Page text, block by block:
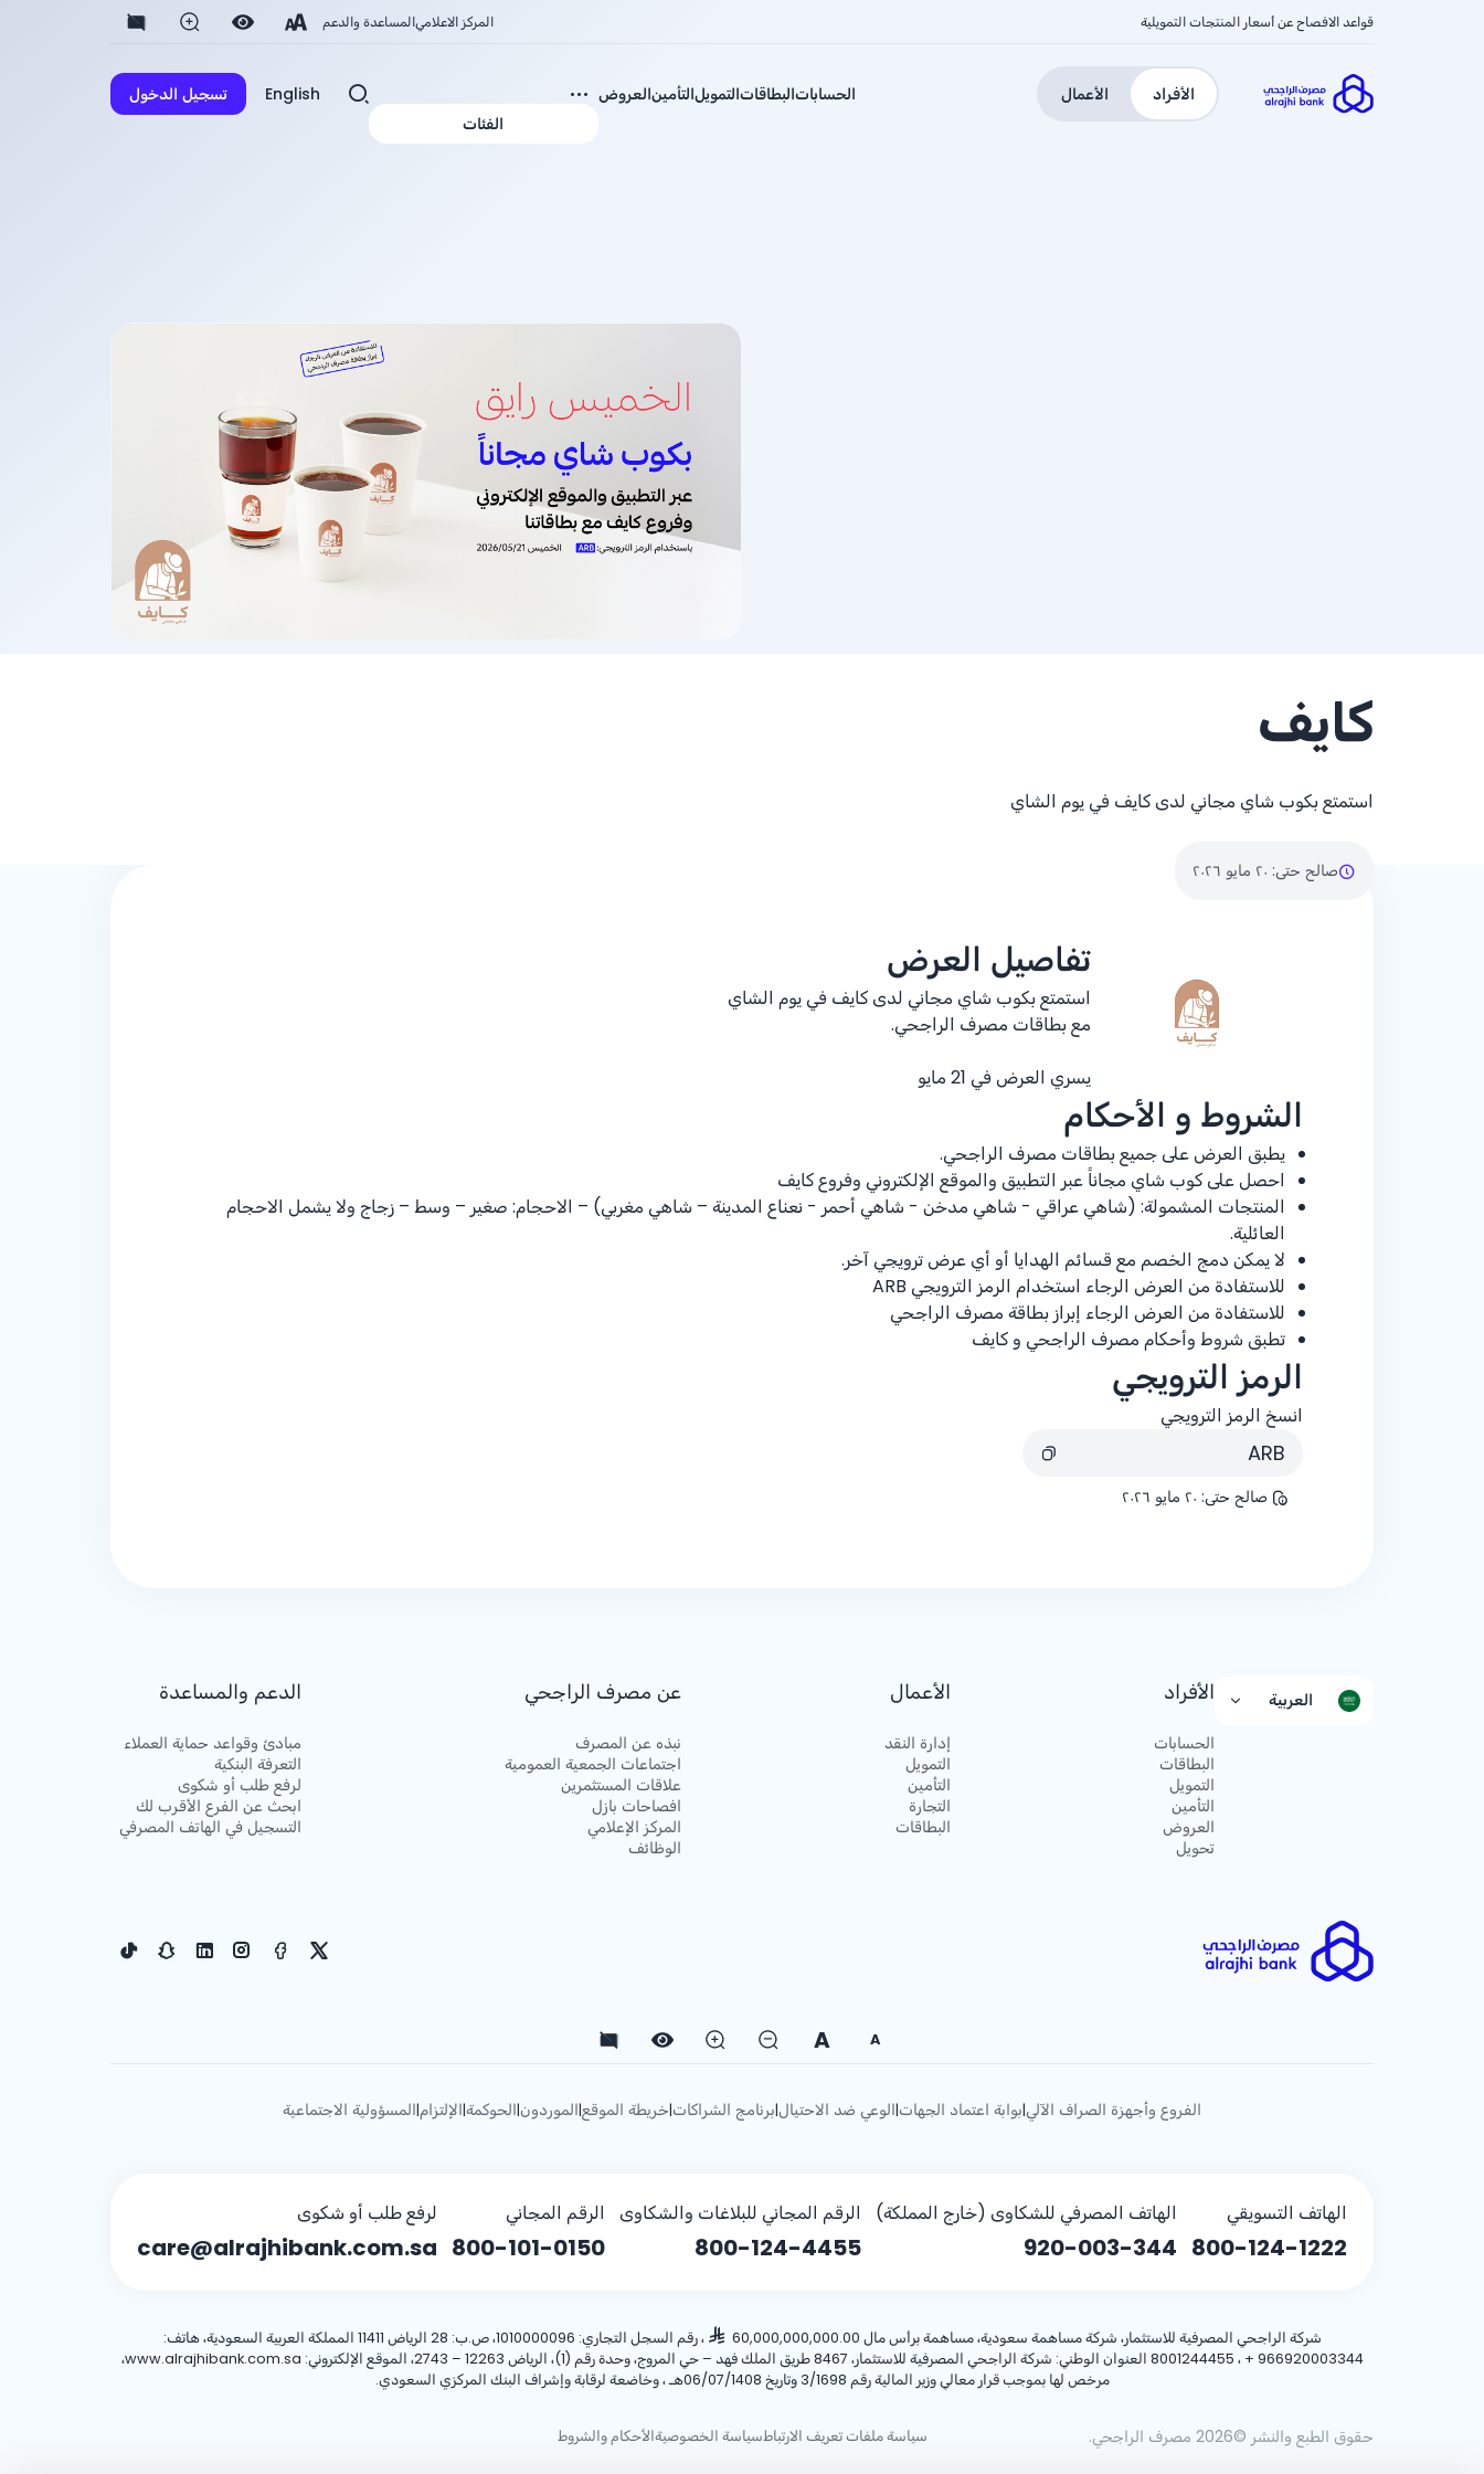
قواعد الافصاح عن أسعار المنتجات التمويلية المركز الاعلاميالمساعدة والدعم
الأفراد الأعمال الحساباتالبطاقاتالتمويلالتأمينالعروض
الفئات
English تسجيل الدخول
كايف
استمتع بكوب شاي مجاني لدى كايف في يوم الشاي
صالح حتى: ٢٠ مايو ٢٠٢٦
تفاصيل العرض
استمتع بكوب شاي مجاني لدى كايف في يوم الشاي
مع بطاقات مصرف الراجحي.
يسري العرض في 21 مايو
الشروط و الأحكام
يطبق العرض على جميع بطاقات مصرف الراجحي.
احصل على كوب شاي مجاناً عبر التطبيق والموقع الإلكتروني وفروع كايف
المنتجات المشمولة: (شاهي عراقي - شاهي مدخن - شاهي أحمر - نعناع المدينة – شاهي مغربي) – الاحجام: صغير – وسط – زجاج ولا يشمل الاحجام
العائلية.
لا يمكن دمج الخصم مع قسائم الهدايا أو أي عرض ترويجي آخر.
للاستفادة من العرض الرجاء استخدام الرمز الترويجي ARB
للاستفادة من العرض الرجاء إبراز بطاقة مصرف الراجحي
تطبق شروط وأحكام مصرف الراجحي و كايف
الرمز الترويجي
انسخ الرمز الترويجي
ARB
صالح حتى: ٢٠ مايو ٢٠٢٦
العربية الأفراد
الحسابات
البطاقات
التمويل
التأمين
العروض
تحويل
الأعمال
إدارة النقد
التمويل
التأمين
التجارة
البطاقات
عن مصرف الراجحي
نبذه عن المصرف
اجتماعات الجمعية العمومية
علاقات المستثمرين
افصاحات بازل
المركز الإعلامي
الوظائف
الدعم والمساعدة
مبادئ وقواعد حماية العملاء
التعرفة البنكية
لرفع طلب أو شكوى
ابحث عن الفرع الأقرب لك
التسجيل في الهاتف المصرفي
A
A
الفروع وأجهزة الصراف الآلي|بوابة اعتماد الجهات|الوعي ضد الاحتيال|برنامج الشراكات|خريطة الموقع|الموردون|الحوكمة|الإلتزام|المسؤولية الاجتماعية
الهاتف التسويقي
800-124-1222
الهاتف المصرفي للشكاوى (خارج المملكة)
920-003-344
الرقم المجاني للبلاغات والشكاوى
800-124-4455
الرقم المجاني
800-101-0150
لرفع طلب أو شكوى
care@alrajhibank.com.sa
شركة الراجحي المصرفية للاستثمار، شركة مساهمة سعودية، مساهمة برأس مال 60,000,000,000.00
، رقم السجل التجاري: 1010000096، ص.ب: 28 الرياض 11411 المملكة العربية السعودية، هاتف:
+ 966920003344
، 8001244455 العنوان الوطني: شركة الراجحي المصرفية للاستثمار، 8467 طريق الملك فهد – حي المروج، وحدة رقم (1)، الرياض 12263 – 2743، الموقع الإلكتروني: www.alrajhibank.com.sa،
مرخص لها بموجب قرار معالي وزير المالية رقم 3/1698 وتاريخ 06/07/1408هـ ، وخاضعة لرقابة وإشراف البنك المركزي السعودي.
حقوق الطبع والنشر ©2026 مصرف الراجحي. سياسة ملفات تعريف الارتباطسياسة الخصوصيةالأحكام والشروط